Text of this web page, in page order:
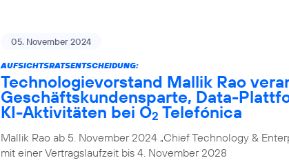
05. November 2024
AUFSICHTSRATSENTSCHEIDUNG:
Technologievorstand Mallik Rao
Geschäftskundensparte, Data-
KI-Aktivitäten bei O2 Telefónica
Mallik Rao ab 5. November 2024 „Chief Technology &
mit einer Vertragslaufzeit bis 4. November 2028